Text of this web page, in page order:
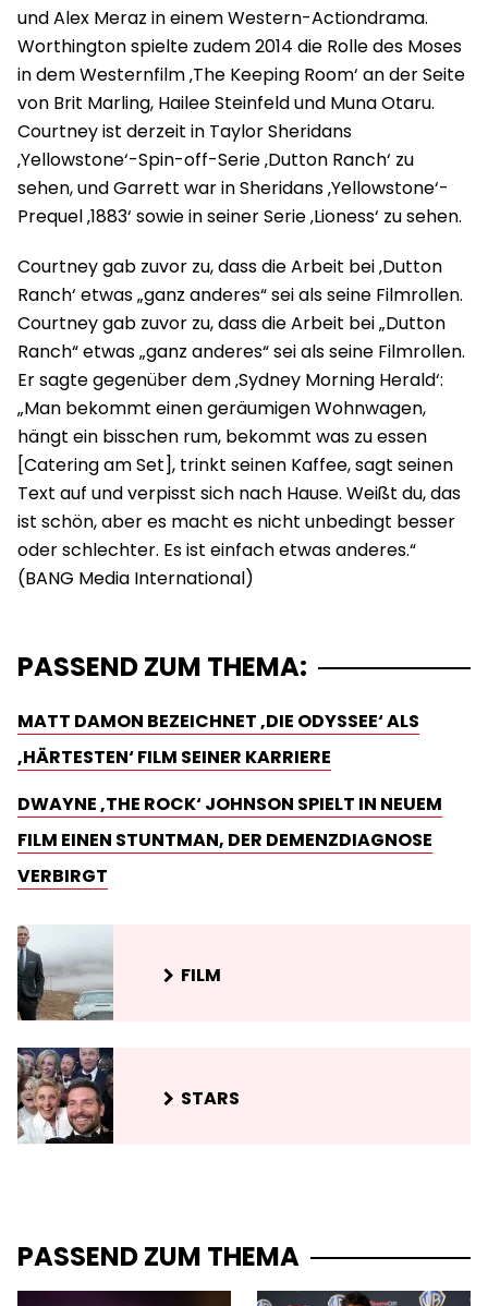
und Alex Meraz in einem Western-Actiondrama.
Worthington spielte zudem 2014 die Rolle des Moses
in dem Westernfilm ‚The Keeping Room‘ an der Seite
von Brit Marling, Hailee Steinfeld und Muna Otaru.
Courtney ist derzeit in Taylor Sheridans
‚Yellowstone‘-Spin-off-Serie ‚Dutton Ranch‘ zu
sehen, und Garrett war in Sheridans ‚Yellowstone‘-
Prequel ‚1883‘ sowie in seiner Serie ‚Lioness‘ zu sehen.
Courtney gab zuvor zu, dass die Arbeit bei ‚Dutton
Ranch‘ etwas „ganz anderes“ sei als seine Filmrollen.
Courtney gab zuvor zu, dass die Arbeit bei „Dutton
Ranch“ etwas „ganz anderes“ sei als seine Filmrollen.
Er sagte gegenüber dem ‚Sydney Morning Herald‘:
„Man bekommt einen geräumigen Wohnwagen,
hängt ein bisschen rum, bekommt was zu essen
[Catering am Set], trinkt seinen Kaffee, sagt seinen
Text auf und verpisst sich nach Hause. Weißt du, das
ist schön, aber es macht es nicht unbedingt besser
oder schlechter. Es ist einfach etwas anderes.“
PASSEND ZUM THEMA:
MATT DAMON BEZEICHNET ‚DIE ODYSSEE‘ ALS
‚HÄRTESTEN‘ FILM SEINER KARRIERE
DWAYNE ‚THE ROCK‘ JOHNSON SPIELT IN NEUEM
FILM EINEN STUNTMAN, DER DEMENZDIAGNOSE
VERBIRGT
FILM
STARS
PASSEND ZUM THEMA